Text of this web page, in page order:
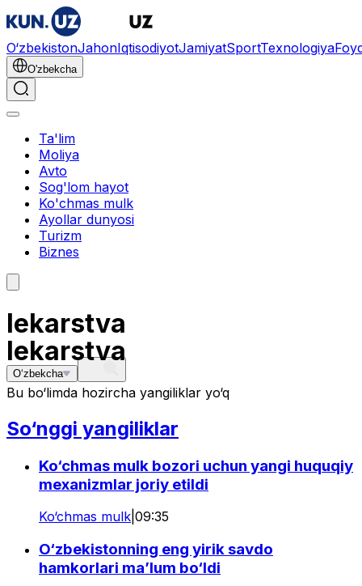
O‘zbekistonJahonIqtisodiyotJamiyatSportTexnologiya
O'zbekcha
Ta'lim
Moliya
Avto
Sog'lom hayot
Ko'chmas mulk
Ayollar dunyosi
Turizm
Biznes
lekarstva
O‘zbekcha
lekarstva
Bu bo‘limda hozircha yangiliklar yo‘q
So‘nggi yangiliklar
Ko‘chmas mulk bozori uchun yangi huquqiy
mexanizmlar joriy etildi
Ko‘chmas mulk 09:35
O‘zbekistonning eng yirik savdo
hamkorlari ma’lum bo‘ldi